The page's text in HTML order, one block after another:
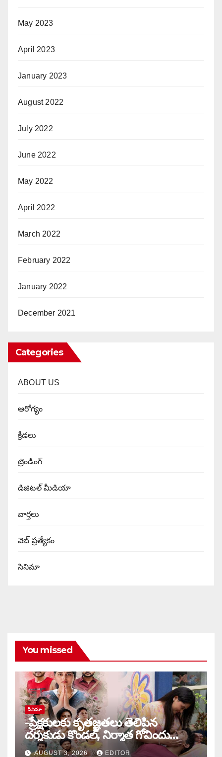
May 2023
April 2023
January 2023
August 2022
July 2022
June 2022
May 2022
April 2022
March 2022
February 2022
January 2022
December 2021
Categories
ABOUT US
ఆరోగ్యం
క్రీడలు
ట్రెండింగ్
డిజిటల్ మీడియా
వార్త‌లు
వెబ్ ప్రత్యేకం
సినిమా
You missed
సినిమా
-ప్రేక్షకులకు కృతజ్ఞతలు తెలిపిన
దర్శకుడు కొండల్, నిర్మాత గోవిందు
కాండ్రేగుల
AUGUST 3, 2026 EDITOR